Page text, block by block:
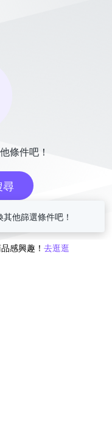
條件吧！
尋
感興趣！ 去逛逛
他篩選條件吧！